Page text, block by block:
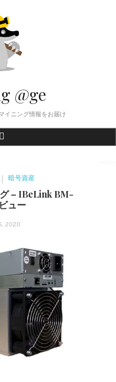
@ge
イニング情報をお届け
暗号資産
– IBeLink BM-
ュー
2020